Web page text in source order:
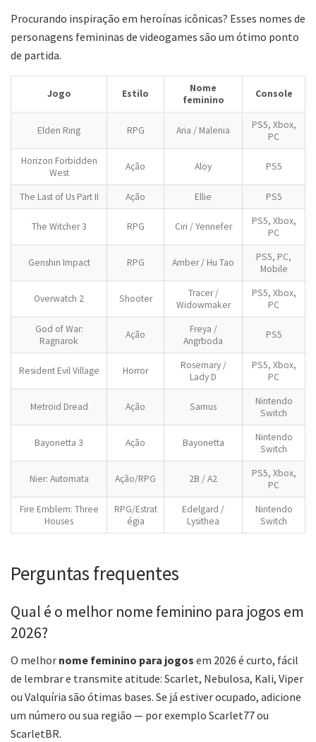
Procurando inspiração em heroínas icônicas? Esses nomes de
personagens femininas de videogames são um ótimo ponto
de partida.
Jogo Estilo
Nome
feminino
Console
Elden Ring RPG Aria / Malenia
PS5, Xbox,
PC
Horizon Forbidden
West
Ação Aloy PS5
The Last of Us Part II Ação Ellie PS5
The Witcher 3 RPG Ciri / Yennefer
PS5, Xbox,
PC
Genshin Impact RPG Amber / Hu Tao
PS5, PC,
Mobile
Overwatch 2 Shooter
Tracer /
Widowmaker
PS5, Xbox,
PC
God of War:
Ragnarok
Ação
Freya /
Angrboda
PS5
Resident Evil Village Horror
Rosemary /
Lady D
PS5, Xbox,
PC
Metroid Dread Ação Samus
Nintendo
Switch
Bayonetta 3 Ação Bayonetta
Nintendo
Switch
Nier: Automata Ação/RPG 2B / A2
PS5, Xbox,
PC
Fire Emblem: Three
Houses
RPG/Estrat
égia
Edelgard /
Lysithea
Nintendo
Switch
Perguntas frequentes
Qual é o melhor nome feminino para jogos em
2026?
O melhor nome feminino para jogos em 2026 é curto, fácil
de lembrar e transmite atitude: Scarlet, Nebulosa, Kali, Viper
ou Valquíria são ótimas bases. Se já estiver ocupado, adicione
um número ou sua região — por exemplo Scarlet77 ou
ScarletBR.